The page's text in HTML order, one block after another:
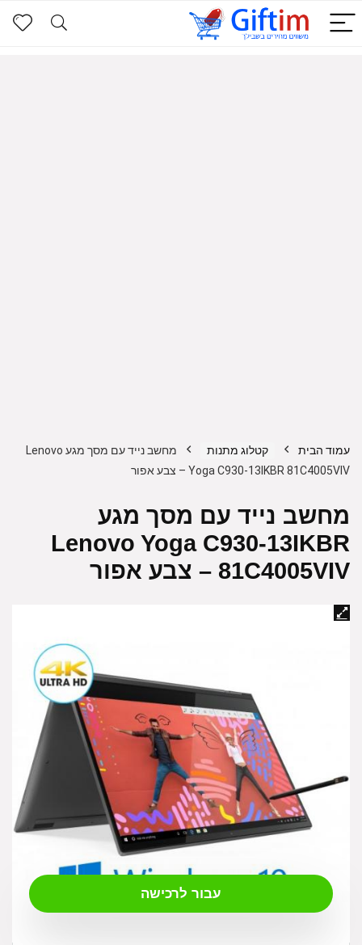
עמוד הבית קטלוג מתנות
מחשב נייד עם מסך מגע Lenovo
Yoga C930-13IKBR 81C4005VIV – צבע אפור
מחשב נייד עם מסך מגע
Lenovo Yoga C930-13IKBR
81C4005VIV – צבע אפור
עבור לרכישה